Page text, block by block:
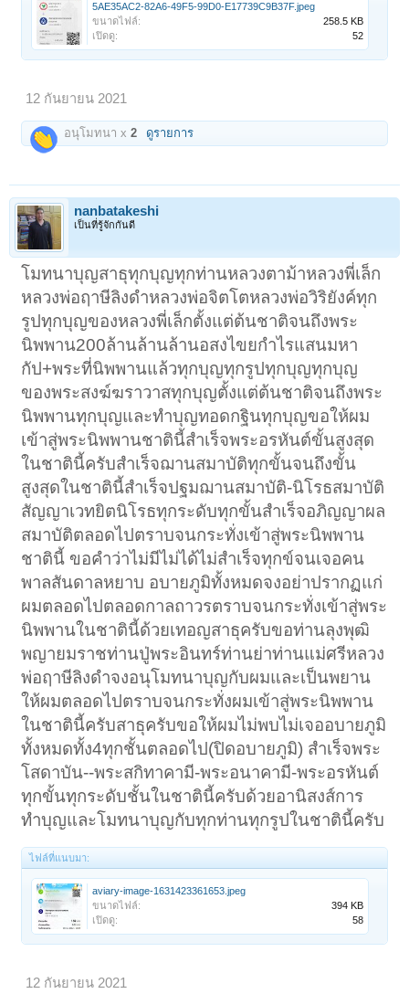
5AE35AC2-82A6-49F5-99D0-E17739C9B37F.jpeg
ขนาดไฟล์:
258.5 KB
เปิดดู:
52
12 กันยายน 2021
อนุโมทนา x2 ดูรายการ
nanbatakeshi
เป็นที่รู้จักกันดี
โมทนาบุญสาธุทุกบุญทุกท่านหลวงตาม้าหลวงพี่เล็ก
หลวงพ่อฤาษีลิงดำหลวงพ่อจิตโตหลวงพ่อวิริยังค์ทุก
รูปทุกบุญของหลวงพี่เล็กตั้งแต่ต้นชาติจนถึงพระ
นิพพาน200ล้านล้านล้านอสงไขยกำไรแสนมหา
กัป+พระที่นิพพานแล้วทุกบุญทุกรูปทุกบุญทุกบุญ
ของพระสงฆ์ฆราวาสทุกบุญตั้งแต่ต้นชาติจนถึงพระ
นิพพานทุกบุญและทำบุญทอดกฐินทุกบุญขอให้ผม
เข้าสู่พระนิพพานชาตินี้สำเร็จพระอรหันต์ขั้นสูงสุด
ในชาตินี้ครับสำเร็จฌานสมาบัติทุกขั้นจนถึงขั้น
สูงสุดในชาตินี้สำเร็จปฐมฌานสมาบัติ-นิโรธสมาบัติ
สัญญาเวทยิตนิโรธทุกระดับทุกขั้นสำเร็จอภิญญาผล
สมาบัติตลอดไปตราบจนกระทั่งเข้าสู่พระนิพพาน
ชาตินี้ ขอคำว่าไม่มีไม่ได้ไม่สำเร็จทุกข์จนเจอคน
พาลสันดาลหยาบ อบายภูมิทั้งหมดจงอย่าปรากฏแก่
ผมตลอดไปตลอดกาลถาวรตราบจนกระทั่งเข้าสู่พระ
นิพพานในชาตินี้ด้วยเทอญสาธุครับขอท่านลุงพุฒิ
พญายมราชท่านปู่พระอินทร์ท่านย่าท่านแม่ศรีหลวง
พ่อฤาษีลิงดำจงอนุโมทนาบุญกับผมและเป็นพยาน
ให้ผมตลอดไปตราบจนกระทั่งผมเข้าสู่พระนิพพาน
ในชาตินี้ครับสาธุครับขอให้ผมไม่พบไม่เจออบายภูมิ
ทั้งหมดทั้ง4ทุกชั้นตลอดไป(ปิดอบายภูมิ) สำเร็จพระ
โสดาบัน--พระสกิทาคามี-พระอนาคามี-พระอรหันต์
ทุกขั้นทุกระดับชั้นในชาตินี้ครับด้วยอานิสงส์การ
ทำบุญและโมทนาบุญกับทุกท่านทุกรูปในชาตินี้ครับ
ไฟล์ที่แนบมา:
aviary-image-1631423361653.jpeg
ขนาดไฟล์:
394 KB
เปิดดู:
58
12 กันยายน 2021